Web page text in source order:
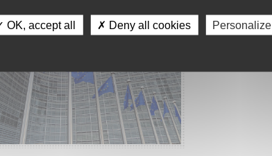
OK, accept all ✗ Deny all cookies Personalize